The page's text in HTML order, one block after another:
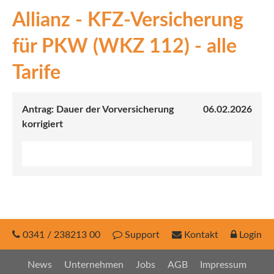
INEX
Sach
Leben
Investment
Allianz - KFZ-Versicherung
für PKW (WKZ 112) - alle
Tarife
06.02.2026
Antrag: Dauer der Vorversicherung
korrigiert
0341 / 238213 00 Support Kontakt Login
News Unternehmen Jobs AGB Impressum